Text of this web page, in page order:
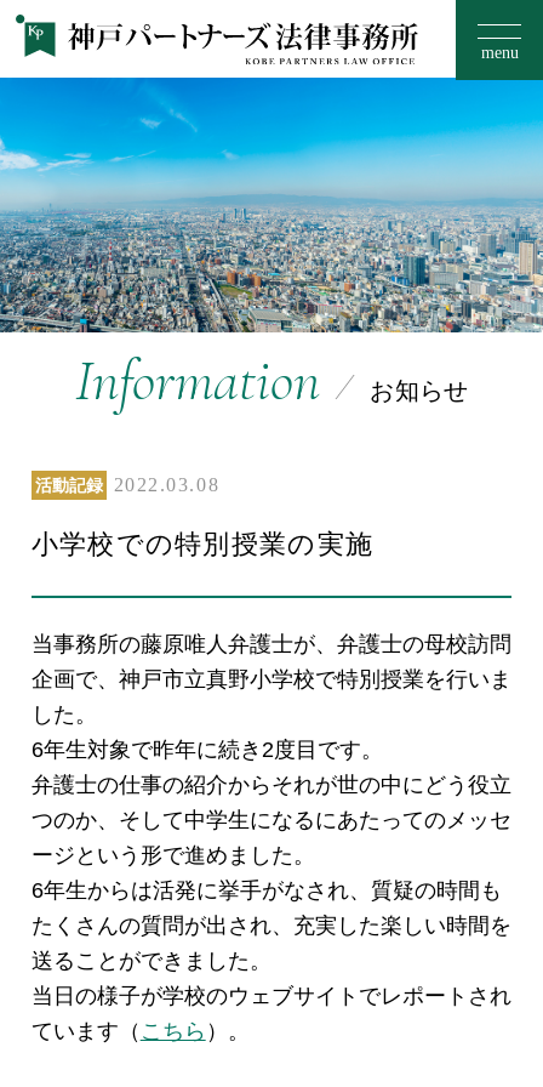
事務所のご案内
15のフィロソフィー
取扱い分野
ご相談の流れ・料金
お問い合わせ
menu
Information お知らせ
活動記録 2022.03.08
小学校での特別授業の実施
当事務所の藤原唯人弁護士が、弁護士の母校訪問
企画で、神戸市立真野小学校で特別授業を行いま
した。
6年生対象で昨年に続き2度目です。
弁護士の仕事の紹介からそれが世の中にどう役立
つのか、そして中学生になるにあたってのメッセ
ージという形で進めました。
6年生からは活発に挙手がなされ、質疑の時間も
たくさんの質問が出され、充実した楽しい時間を
送ることができました。
当日の様子が学校のウェブサイトでレポートされ
ています（ こちら ）。